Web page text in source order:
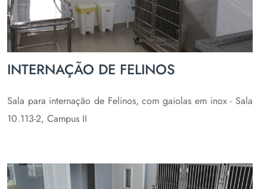
INTERNAÇÃO DE FELINOS
Sala para internação de Felinos, com gaiolas em inox - Sala
10.113-2, Campus II